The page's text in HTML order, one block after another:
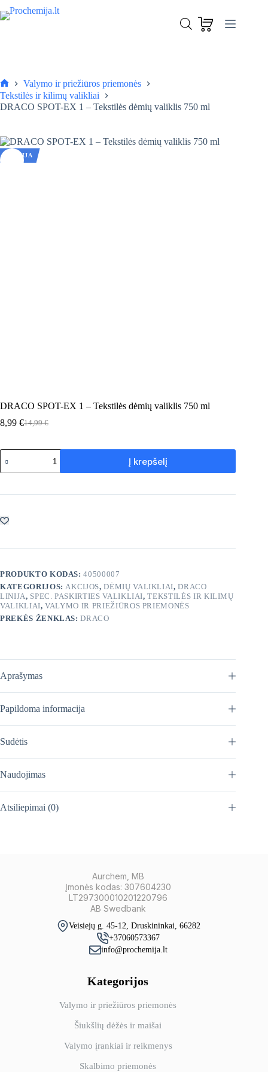
to
Į krepšelį
Pagrindinis
Valymo ir priežiūros priemonės
Tekstilės ir kilimų valikliai
DRACO SPOT-EX 1 – Tekstilės dėmių valiklis 750 ml
AKCIJA
DRACO SPOT-EX 1 – Tekstilės dėmių valiklis 750 ml
14,99€
Original
was:
14,99 €.
8,99 €Current
is:
produkto
kiekis:
DRACO
EX
–
Tekstilės
Į krepšelį
PRODUKTO KODAS:40500007
KATEGORIJOS:AKCIJOS,DĖMIŲ VALIKLIAI,DRACO
LINIJA, SPEC. PASKIRTIES VALIKLIAI,TEKSTILĖS IR KILIMŲ
VALIKLIAI,VALYMO IR PRIEŽIŪROS PRIEMONĖS
PREKĖS ŽENKLAS:DRACO
Aprašymas
Papildoma informacija
Sudėtis
Naudojimas
Atsiliepimai (0)
Aurchem, MB
Įmonės kodas: 307604230
LT297300010201220796
AB Swedbank
Veisiejų g. 45-12, Druskininkai, 66282
+37060573367
info@prochemija.lt
Kategorijos
Valymo ir priežiūros priemonės
Šiukšlių dėžės ir maišai
Valymo įrankiai ir reikmenys
Skalbimo priemonės